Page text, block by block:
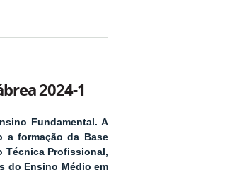
2024-1
Fundamental. A
a formação da Base
Técnica Profissional,
do Ensino Médio em